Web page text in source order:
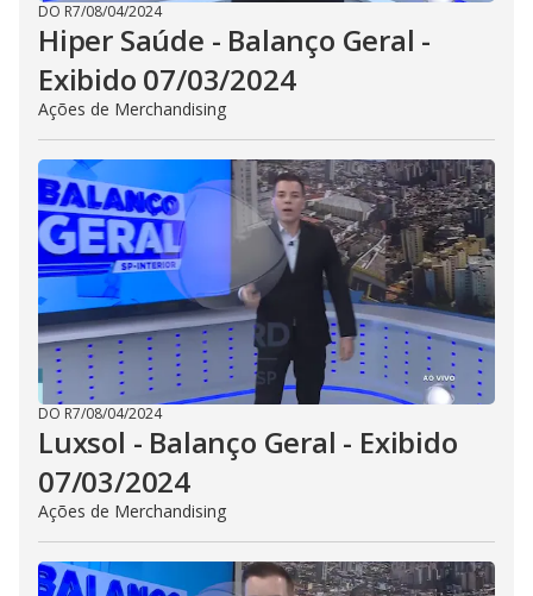
DO R7/08/04/2024
Hiper Saúde - Balanço Geral -
Exibido 07/03/2024
Ações de Merchandising
DO R7/08/04/2024
Luxsol - Balanço Geral - Exibido
07/03/2024
Ações de Merchandising